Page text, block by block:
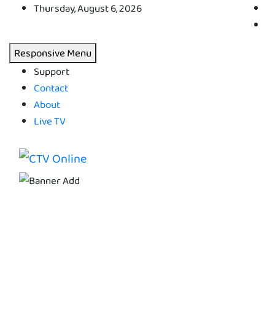
content
Thursday, August 6, 2026
Responsive Menu
Support
Contact
About
Live TV
CTV Online